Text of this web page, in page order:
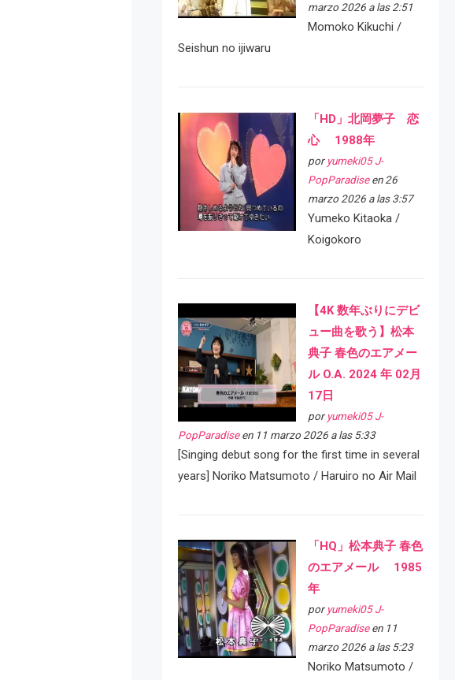
marzo 2026 a las 2:51
Momoko Kikuchi /
Seishun no ijiwaru
「HD」北岡夢子 恋
心 1988年
por yumeki05 J-
PopParadiseen 26
marzo 2026 a las 3:57
Yumeko Kitaoka /
Koigokoro
【4K 数年ぶりにデビ
ュー曲を歌う】松本
典子 春色のエアメー
ル O.A. 2024 年 02月
17日
por yumeki05 J-
PopParadiseen 11 marzo 2026 a las 5:33
[Singing debut song for the first time in several
years] Noriko Matsumoto / Haruiro no Air Mail
「HQ」松本典子 春色
のエアメール 1985
年
por yumeki05 J-
PopParadiseen 11
marzo 2026 a las 5:23
Noriko Matsumoto /